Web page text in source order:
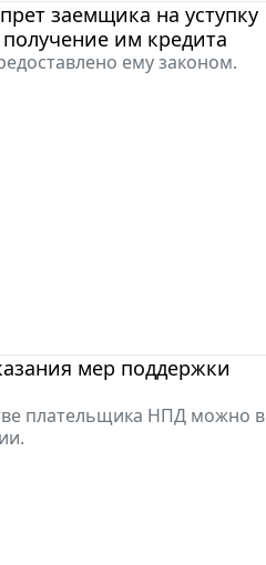
заемщика на уступку
им кредита
ему законом.
мер поддержки
плательщика НПД можно в